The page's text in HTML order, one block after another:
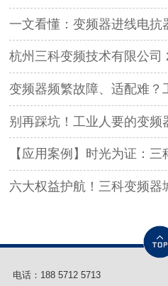
一文看懂：变频器进线电抗
杭州三科变频技术有限公
变频器频繁故障、适配难？工业设备
别再踩坑！工业人要的变频
【应用案例】时光为证：三科SKI600
六大权益护航！三科变频器城
电话： 188 5712 5713